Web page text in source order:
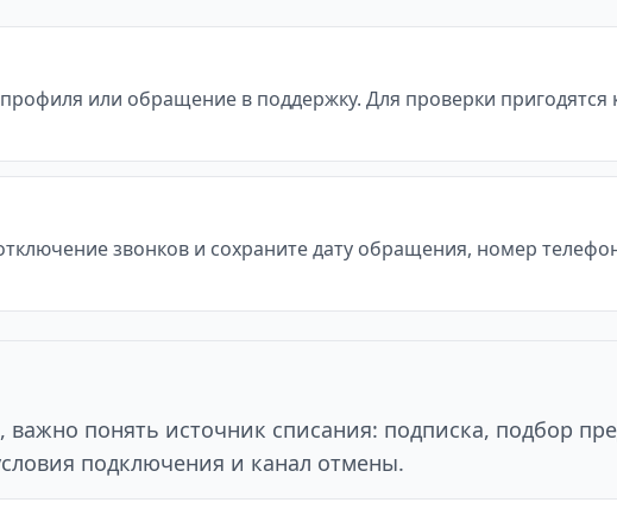
или обращение в поддержку. Для проверки пригодятся
звонков и сохраните дату обращения, номер
понять источник списания: подписка, подбор
подключения и канал отмены.